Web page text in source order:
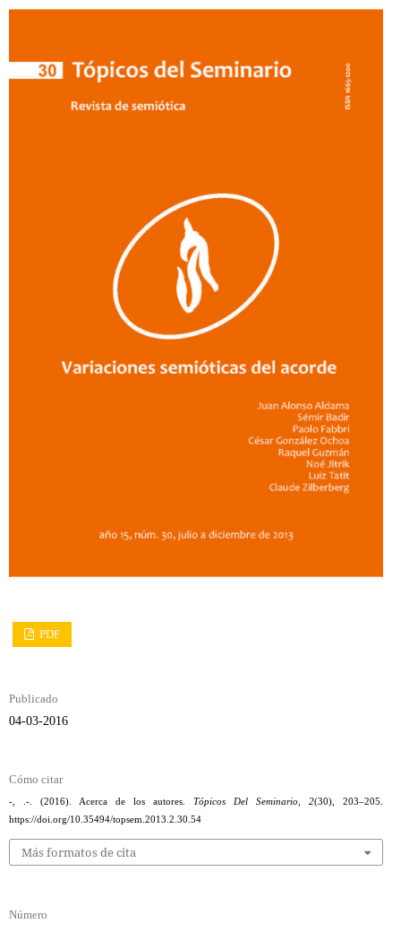
PDF
Publicado
04-03-2016
Cómo citar
-, .-. (2016). Acerca de los autores.Tópicos Del Seminario,2(30), 203–205.
https://doi.org/10.35494/topsem.2013.2.30.54
Más formatos de cita
Número